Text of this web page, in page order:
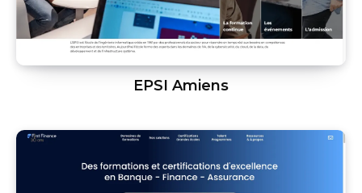
EPSI Amiens